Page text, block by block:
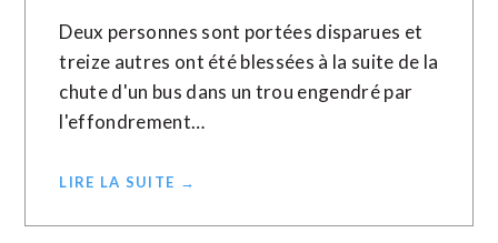
Deux personnes sont portées disparues et
treize autres ont été blessées à la suite de la
chute d'un bus dans un trou engendré par
l'effondrement…
LIRE LA SUITE →